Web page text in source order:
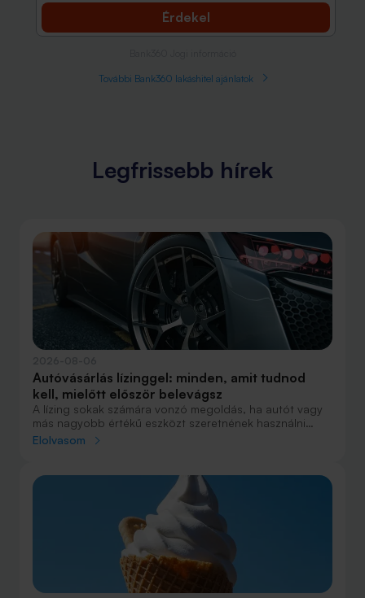
Érdekel
További Bank360 lakáshitel ajánlatok
Legfrissebb hírek
Autóvásárlás lízinggel: minden, amit tudnod
kell, mielőtt először belevágsz
A lízing sokak számára vonzó megoldás, ha autót vagy
más nagyobb értékű eszközt szeretnének használni
anélkül, hogy azt egy összegben ki kellene fizetniük.
fogalmak közül, amelyekkel biztosan találkozol.
Elolvasom